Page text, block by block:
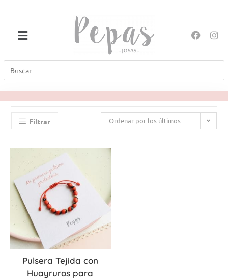
Filtrar Ordenar por los últimos
Pulsera Tejida con
Huayruros para